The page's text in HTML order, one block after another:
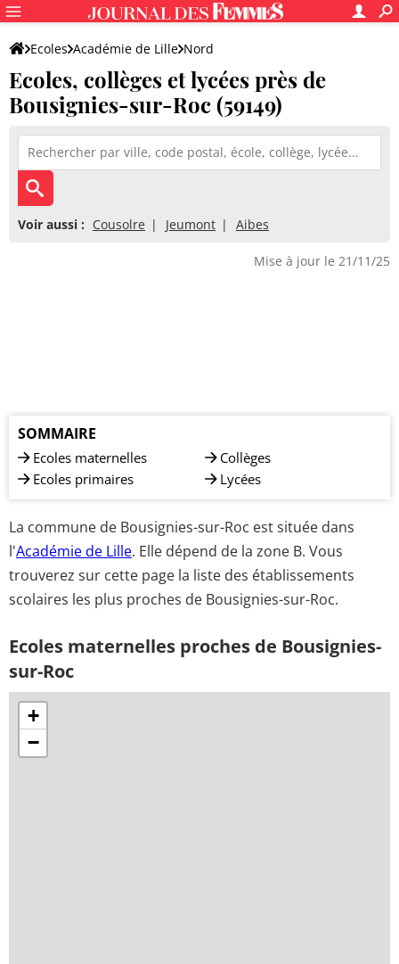
Ecoles Académie de Lille Nord
Ecoles, collèges et lycées près de
Bousignies-sur-Roc (59149)
Voir aussi : Cousolre Jeumont Aibes
Mise à jour le 21/11/25
SOMMAIRE
Ecoles maternelles
Ecoles primaires
Collèges
Lycées
La commune de Bousignies-sur-Roc est située dans
l'Académie de Lille. Elle dépend de la zone B. Vous
trouverez sur cette page la liste des établissements
scolaires les plus proches de Bousignies-sur-Roc.
Ecoles maternelles proches de Bousignies-
sur-Roc
+
−